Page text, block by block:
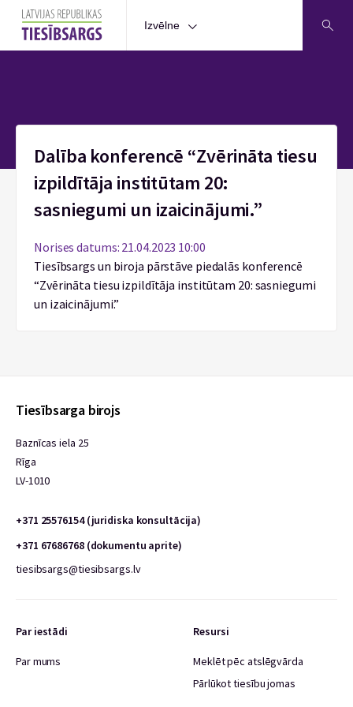
Izvēlne
Dalība konferencē “Zvērināta tiesu
izpildītāja institūtam 20:
sasniegumi un izaicinājumi.”
Norises datums: 21.04.2023 10:00
Tiesībsargs un biroja pārstāve piedalās konferencē
“Zvērināta tiesu izpildītāja institūtam 20: sasniegumi
un izaicinājumi.”
Tiesībsarga birojs
Baznīcas iela 25
Rīga
LV-1010
+371 25576154 (juridiska konsultācija)
+371 67686768 (dokumentu aprite)
tiesibsargs@tiesibsargs.lv
Par iestādi
Par mums
Resursi
Meklēt pēc atslēgvārda
Pārlūkot tiesību jomas